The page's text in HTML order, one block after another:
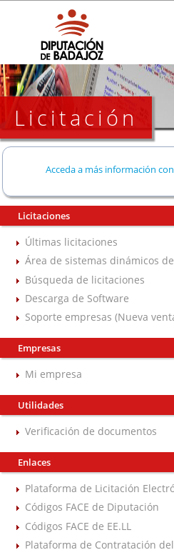
Licitación
Acceda a más información
Licitaciones
Últimas licitaciones
Área de sistemas dinámicos
Búsqueda de licitaciones
Descarga de Software
Soporte empresas (Nueva
Empresas
Mi empresa
Utilidades
Verificación de documentos
Enlaces
Plataforma de Licitación
Códigos FACE de Diputación
Códigos FACE de EE.LL
Plataforma de Contratación